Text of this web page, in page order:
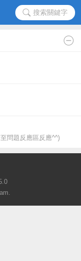
搜索關鍵字
問題反應區反應^^)
.